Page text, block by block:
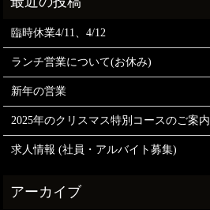
臨時休業4/11、4/12
ランチ営業について(お休み)
新年の営業
2025年のクリスマス特別コースのご案内
求人情報 (社員・アルバイト募集)